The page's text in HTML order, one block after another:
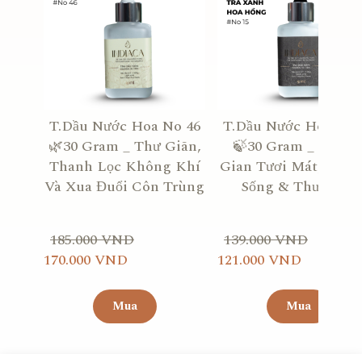
T.Dầu Nước Hoa No 46
🌿30 Gram _ Thư Giãn,
Thanh Lọc Không Khí
Và Xua Đuổi Côn Trùng
185.000 VND
170.000 VND
Mua
T.Dầu Nước Hoa No
🍃30 Gram _
Gian Tươi Mát, Đầy
Sống & Thư Giãn
139.000 VND
121.000 VND
Mua